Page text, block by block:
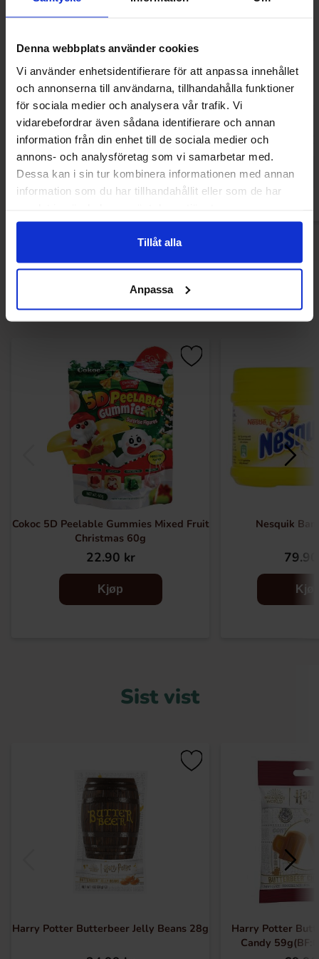
Denna webbplats använder cookies
Vi använder enhetsidentifierare för att anpassa innehållet
och annonserna till användarna, tillhandahålla funktioner
för sociala medier och analysera vår trafik. Vi
vidarebefordrar även sådana identifierare och annan
information från din enhet till de sociala medier och
annons- och analysföretag som vi samarbetar med.
Dessa kan i sin tur kombinera informationen med annan
information som du har tillhandahållit eller som de har
Tillåt alla
Anpassa
Hersheys Zero Sugar Chocolate with
Caramel 85g
89.90 kr
Kjøp
Hersheys Milk
Andre kjøpte også
Cokoc 5D Peelable Gummies Mixed Fruit
Christmas 60g
22.90 kr
Kjøp
Nesquik
Sist vist
Harry Potter Butterbeer Jelly Beans 28g
Harry Potter
Candy